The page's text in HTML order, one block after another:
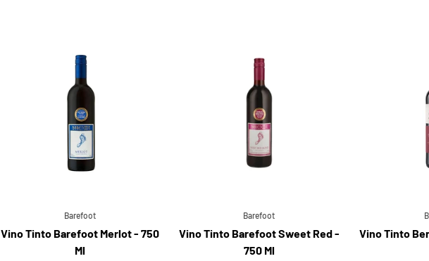
Barefoot
Vino Tinto Barefoot Merlot - 750
Ml
Barefoot
Vino Tinto Barefoot Sweet Red -
750 Ml
Vino Tinto